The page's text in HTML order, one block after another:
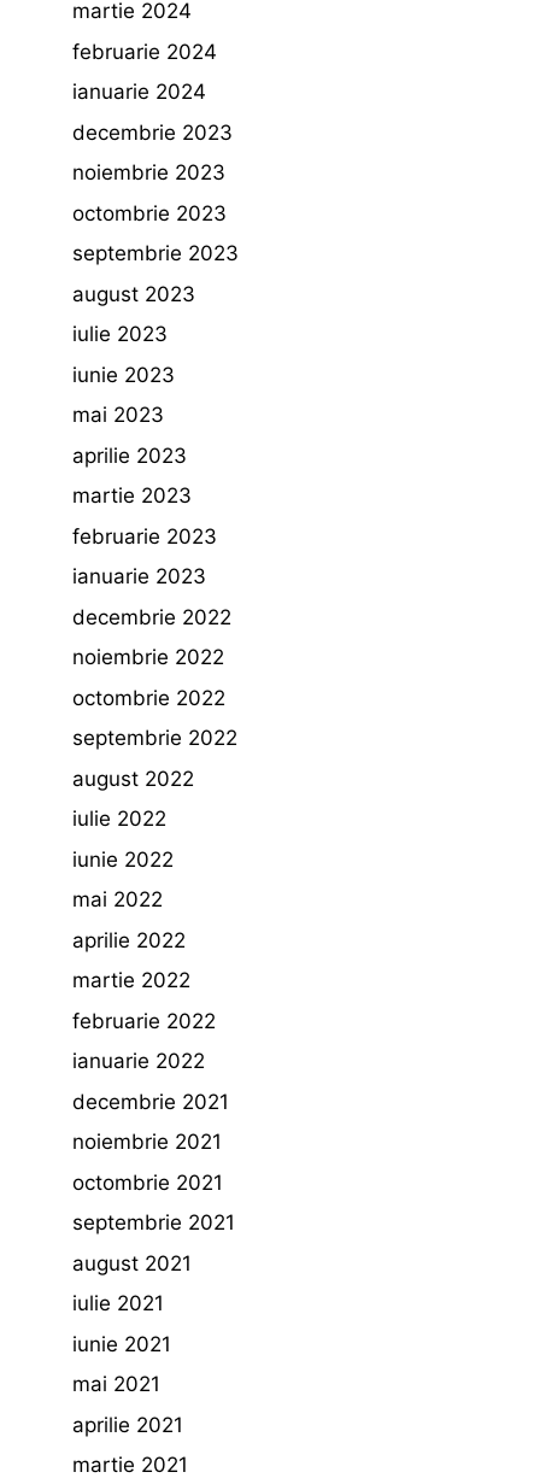
martie 2024
februarie 2024
ianuarie 2024
decembrie 2023
noiembrie 2023
octombrie 2023
septembrie 2023
august 2023
iulie 2023
iunie 2023
mai 2023
aprilie 2023
martie 2023
februarie 2023
ianuarie 2023
decembrie 2022
noiembrie 2022
octombrie 2022
septembrie 2022
august 2022
iulie 2022
iunie 2022
mai 2022
aprilie 2022
martie 2022
februarie 2022
ianuarie 2022
decembrie 2021
noiembrie 2021
octombrie 2021
septembrie 2021
august 2021
iulie 2021
iunie 2021
mai 2021
aprilie 2021
martie 2021